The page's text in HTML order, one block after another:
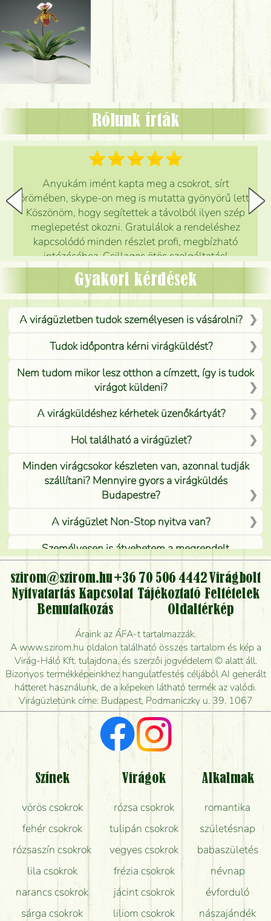
Rólunk írták
Anyukám imént kapta meg a csokrot, sírt
örömében, skype-on meg is mutatta gyönyörű lett.
Köszönöm, hogy segítettek a távolból ilyen szép
meglepetést okozni. Gratulálok a rendeléshez
kapcsolódó minden részlet profi, megbízható
intézéséhez. Csillagos ötös szolgáltatás!
Mónika
Gyakori kérdések
A virágüzletben tudok személyesen is vásárolni?
Tudok időpontra kérni virágküldést?
Nem tudom mikor lesz otthon a címzett, így is tudok
virágot küldeni?
A virágküldéshez kérhetek üzenőkártyát?
Hol található a virágüzlet?
Minden virágcsokor készleten van, azonnal tudják
szállítani? Mennyire gyors a virágküldés
Budapestre?
A virágüzlet Non-Stop nyitva van?
Személyesen is átvehetem a megrendelt
virágcsokrot, vagy csak virágküldéssel, kiszállítással
kérhető?
Vidékre is lehet rendelni?
Meddig rendelhetek virágküldést úgy, hogy még ma
kiszállítsák?
Mennyire gyorsan tudják elkészíteni a csokrot, és
mikor tudják leghamarabb kiszállítani?
Vörös rózsát keresek, van önöknél?
Milyen visszajelzést kapok a virágküldésről?
Tényleg azt kapom, ami a képen van?
Mit kell tudni a virágcsokrok szállításáról?
Hogy marad a lehető legtovább friss a csokor?
Tudok adventi koszorút vásárolni boltban?
szirom@szirom.hu+36 70 506 4442Virágbolt
Nyitvatartás Kapcsolat Tájékoztató Feltételek
Bemutatkozás
Oldaltérkép
Áraink az ÁFA-t tartalmazzák.
A www.szirom.hu oldalon található összes tartalom és kép a
Virág-Háló Kft. tulajdona, és szerzői jogvédelem © alatt áll.
Bizonyos termékképeinkhez hangulatfestés céljából AI generált
hátteret használunk, de a képeken látható termék az valódi.
Virágüzletünk címe: Budapest, Podmaniczky u. 39. 1067
Színek
vörös csokrok
fehér csokrok
rózsaszín csokrok
lila csokrok
narancs csokrok
sárga csokrok
Virágok
rózsa csokrok
tulipán csokrok
vegyes csokrok
frézia csokrok
jácint csokrok
liliom csokrok
Alkalmak
romantika
születésnap
babaszületés
névnap
évforduló
nászajándék